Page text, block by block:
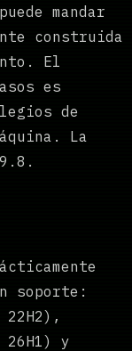
mandar
construida
El
es
de
La
soporte:
26H1) y